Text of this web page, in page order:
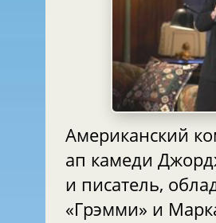
Американский
ап камеди
и писатель,
«Грэмми» и